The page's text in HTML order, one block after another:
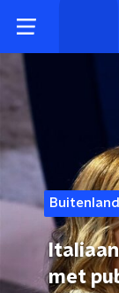
Buitenland
met